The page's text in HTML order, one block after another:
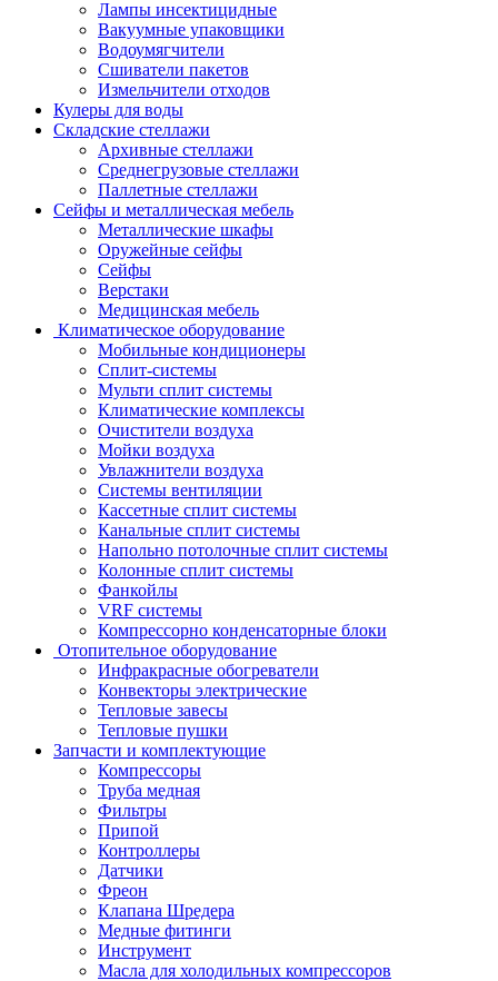
Лампы инсектицидные
Вакуумные упаковщики
Водоумягчители
Сшиватели пакетов
Измельчители отходов
Кулеры для воды
Складские стеллажи
Архивные стеллажи
Среднегрузовые стеллажи
Паллетные стеллажи
Сейфы и металлическая мебель
Металлические шкафы
Оружейные сейфы
Сейфы
Верстаки
Медицинская мебель
Климатическое оборудование
Мобильные кондиционеры
Сплит-системы
Мульти сплит системы
Климатические комплексы
Очистители воздуха
Мойки воздуха
Увлажнители воздуха
Системы вентиляции
Кассетные сплит системы
Канальные сплит системы
Напольно потолочные сплит системы
Колонные сплит системы
Фанкойлы
VRF системы
Компрессорно конденсаторные блоки
Отопительное оборудование
Инфракрасные обогреватели
Конвекторы электрические
Тепловые завесы
Тепловые пушки
Запчасти и комплектующие
Компрессоры
Труба медная
Фильтры
Припой
Контроллеры
Датчики
Фреон
Клапана Шредера
Медные фитинги
Инструмент
Масла для холодильных компрессоров